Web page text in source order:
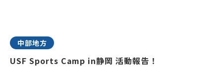
中部地方
USF Sports Camp in静岡 活動報告！